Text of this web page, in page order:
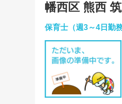
幡西区 熊西
保育士（週3～4日勤